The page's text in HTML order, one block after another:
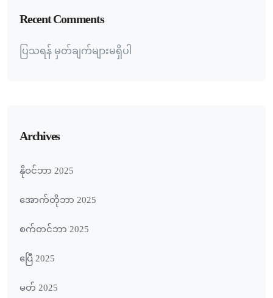
Recent Comments
ပြသရန် မှတ်ချက်များမရှိပါ
Archives
နိုဝင်ဘာ 2025
အောက်တိုဘာ 2025
စက်တင်ဘာ 2025
ဧပြီ 2025
မတ် 2025